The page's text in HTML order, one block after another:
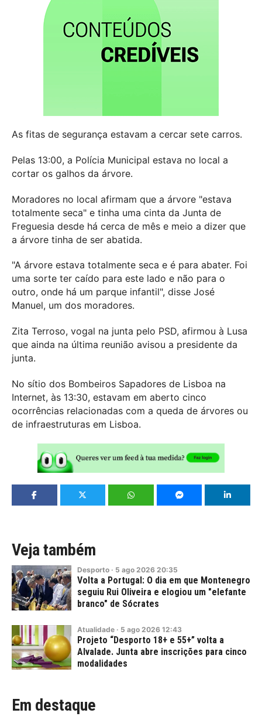
As fitas de segurança estavam a cercar sete carros.
Pelas 13:00, a Polícia Municipal estava no local a
cortar os galhos da árvore.
Moradores no local afirmam que a árvore "estava
totalmente seca" e tinha uma cinta da Junta de
Freguesia desde há cerca de mês e meio a dizer que
a árvore tinha de ser abatida.
"A árvore estava totalmente seca e é para abater. Foi
uma sorte ter caído para este lado e não para o
outro, onde há um parque infantil", disse José
Manuel, um dos moradores.
Zita Terroso, vogal na junta pelo PSD, afirmou à Lusa
que ainda na última reunião avisou a presidente da
junta.
No sítio dos Bombeiros Sapadores de Lisboa na
Internet, às 13:30, estavam em aberto cinco
ocorrências relacionadas com a queda de árvores ou
de infraestruturas em Lisboa.
Veja também
Desporto · 5 ago 2026 20:35
Volta a Portugal: O dia em que Montenegro
seguiu Rui Oliveira e elogiou um "elefante
branco" de Sócrates
Atualidade · 5 ago 2026 12:43
Projeto “Desporto 18+ e 55+” volta a
Alvalade. Junta abre inscrições para cinco
modalidades
Em destaque